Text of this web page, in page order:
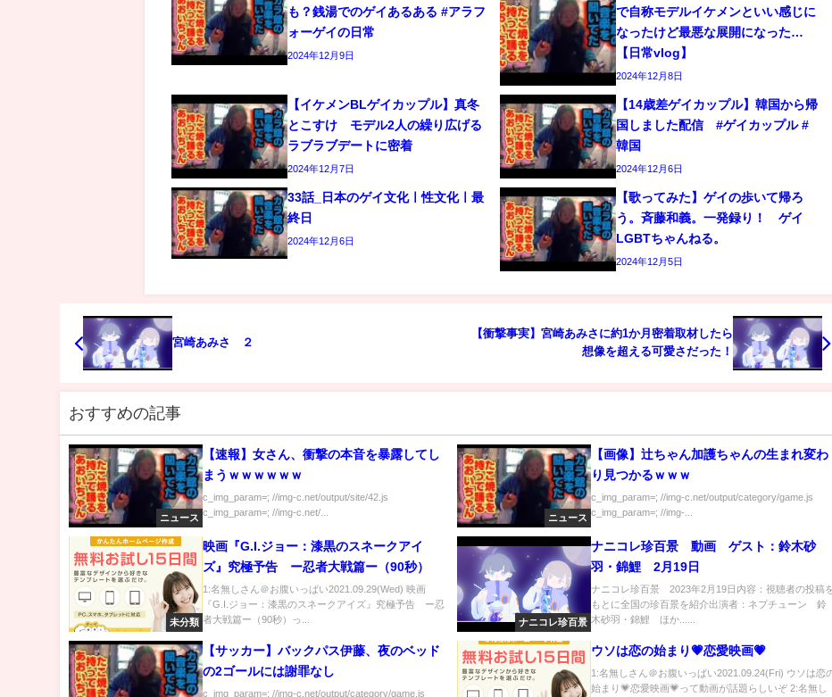
も？銭湯でのゲイあるある #アラフ
ォーゲイの日常
2024年12月9日
で自称モデルイケメンといい感じに
なったけど最悪な展開になった…
【日常vlog】
2024年12月8日
【イケメンBLゲイカップル】真冬
とこすけ モデル2人の繰り広げる
ラブラブデートに密着
2024年12月7日
【14歳差ゲイカップル】韓国から帰
国しました配信 #ゲイカップル #
韓国
2024年12月6日
33話_日本のゲイ文化ㅣ性文化ㅣ最
終日
2024年12月6日
【歌ってみた】ゲイの歩いて帰ろ
う。斉藤和義。一発録り！ ゲイ
LGBTちゃんねる。
2024年12月5日
宮崎あみさ ２
【衝撃事実】宮崎あみさに約1か月密着取材したら
想像を超える可愛さだった！
おすすめの記事
ニュース
【速報】女さん、衝撃の本音を暴露してし
まうｗｗｗｗｗｗ
c_img_param=; //img-c.net/output/site/42.js
c_img_param=; //img-c.net/...
ニュース
【画像】辻ちゃん加護ちゃんの生まれ変わ
り見つかるｗｗｗ
c_img_param=; //img-c.net/output/category/game.js
c_img_param=; //img-...
未分類
映画『G.I.ジョー：漆黒のスネークアイ
ズ』究極予告 ー忍者大戦篇ー（90秒）
1:名無しさん＠お腹いっぱい2021.09.29(Wed) 映画
『G.I.ジョー：漆黒のスネークアイズ』究極予告 ー忍
者大戦篇ー（90秒）っ...
ナニコレ珍百景
ナニコレ珍百景 動画 ゲスト：鈴木砂
羽・錦鯉 2月19日
ナニコレ珍百景 2023年2月19日内容：視聴者の投稿
もとに全国の珍百景を紹介出演者：ネプチューン 鈴
木砂羽・錦鯉 ほか......
【サッカー】バックパス伊藤、夜のベッド
の2ゴールには謝罪なし
c_img_param=; //img-c.net/output/category/game.js
ウソは恋の始まり💗恋愛映画💗
1:名無しさん＠お腹いっぱい2021.09.24(Fri) ウソは恋
始まり💗恋愛映画💗って動画が話題らしいぞ 2:名無し